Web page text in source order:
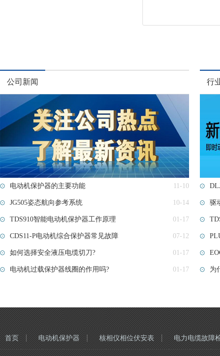
公司新闻
电动机保护器的主要功能 11-10
JG505姿态航向参考系统 10-14
TDS910智能电动机保护器工作原理 01-17
CDS11-P电动机综合保护器常见故障 07-12
如何选择安全液压电缆切刀? 01-17
电动机过载保护器线圈的作用吗? 01-17
行
驱
为
首页 电动机保护器 核相仪相位伏安表 电力电缆故障